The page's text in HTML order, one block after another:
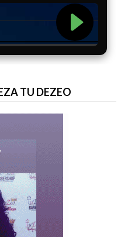
TU DEZEO